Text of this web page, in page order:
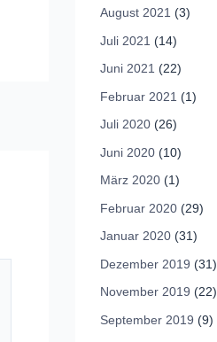
August 2021 (3)
Juli 2021 (14)
Juni 2021 (22)
Februar 2021 (1)
Juli 2020 (26)
Juni 2020 (10)
März 2020 (1)
Februar 2020 (29)
Januar 2020 (31)
Dezember 2019 (31)
November 2019 (22)
September 2019 (9)